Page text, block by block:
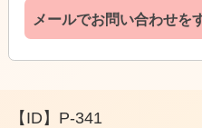
メールでお問い合わせを
【ID】 P-341